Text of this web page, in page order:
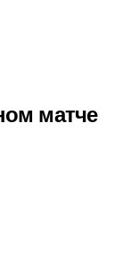
матче